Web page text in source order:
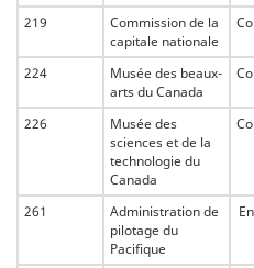
219
Commission de la
capitale nationale
224
Musée des beaux-
arts du Canada
226
Musée des
sciences et de la
technologie du
Canada
261
Administration de
pilotage du
Pacifique